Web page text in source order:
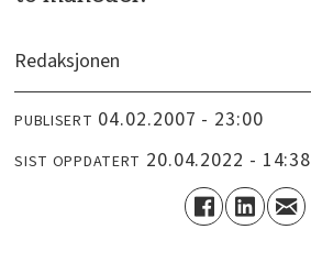
Redaksjonen
PUBLISERT 04.02.2007 - 23:00
SIST OPPDATERT 20.04.2022 - 14:38